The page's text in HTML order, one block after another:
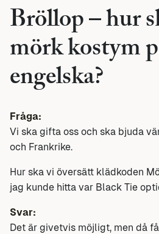
Bröllop – hur
mörk kostym
engelska?
Fråga:
Vi ska gifta oss och ska bjuda
och Frankrike.
Hur ska vi översätt klädkoden
jag kunde hitta var Black Tie
Svar:
Det är givetvis möjligt, men då